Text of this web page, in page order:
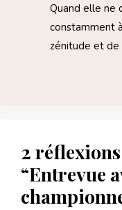
Quand elle ne
constamment
zénitude et de
2
“Entrevue